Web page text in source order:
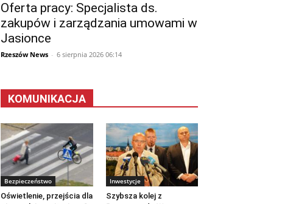
Oferta pracy: Specjalista ds.
zakupów i zarządzania umowami w
Jasionce
Rzeszów News - 6 sierpnia 2026 06:14
KOMUNIKACJA
Bezpieczeństwo
Oświetlenie, przejścia dla
Inwestycje
Szybsza kolej z